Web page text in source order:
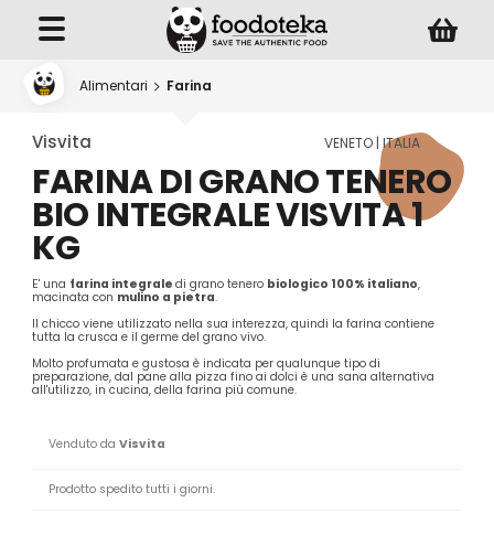
Alimentari Farina
Visvita VENETO | ITALIA
FARINA DI GRANO TENERO
BIO INTEGRALE VISVITA 1
KG
E' una farina integraledi grano tenero biologico 100% italiano,
macinata con mulino a pietra.
Il chicco viene utilizzato nella sua interezza, quindi la farina contiene
tutta la crusca e il germe del grano vivo.
Molto profumata e gustosa è indicata per qualunque tipo di
preparazione, dal pane alla pizza fino ai dolci è una sana alternativa
all'utilizzo, in cucina, della farina più comune.
Venduto daVisvita
Prodotto spedito tutti i giorni.